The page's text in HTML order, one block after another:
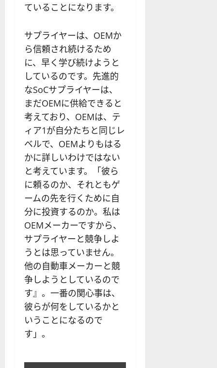
ていることになります。
サプライヤーは、OEMか
ら信頼され続けるため
に、早く学び続けようと
しているのです。先進的
なSoCサプライヤーは、
まだOEMに供給できると
考えており、OEMは、テ
ィア1が自分たちと同じレ
ベルで、OEMよりもはる
かに詳しいわけではない
と考えています。「彼ら
に頼るのか、それともゲ
ームの先を行くために自
分に投資するのか。私は
OEMメーカーですから、
サプライヤーと競争しよ
うとは思っていません。
他の自動車メーカーと競
争しようとしているので
す』。一番の関心事は、
彼らが何をしているかと
いうことになるので
す」。